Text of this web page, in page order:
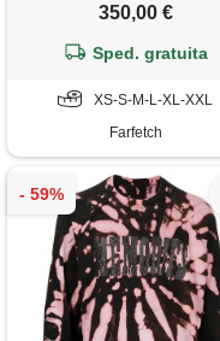
350,00 €
Sped. gratuita
XS-S-M-L-XL-XXL
Farfetch